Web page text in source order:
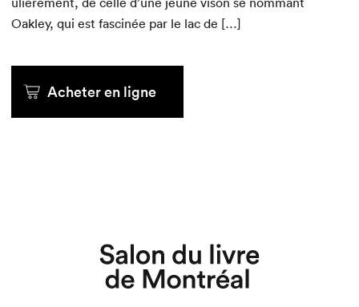
Acheter en ligne
Acheter
Oak­ley, qui est fascinée par le lac de […]
Acheter en ligne
Acheter
Acheter en ligne
Acheter